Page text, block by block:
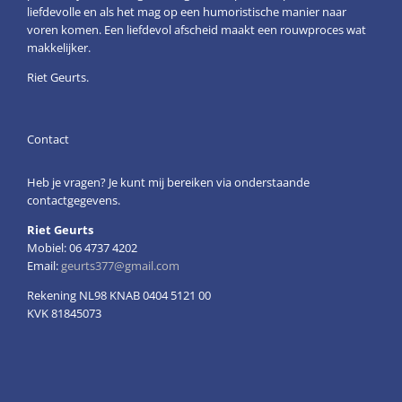
liefdevolle en als het mag op een humoristische manier naar
voren komen. Een liefdevol afscheid maakt een rouwproces wat
makkelijker.
Riet Geurts.
Contact
Heb je vragen? Je kunt mij bereiken via onderstaande
contactgegevens.
Riet Geurts
Mobiel: 06 4737 4202
Email:geurts377@gmail.com
Rekening NL98 KNAB 0404 5121 00
KVK 81845073